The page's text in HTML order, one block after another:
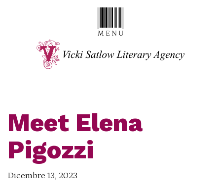
Meet Elena
Pigozzi
Dicembre 13, 2023